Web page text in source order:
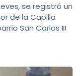
se registró un
de la Capilla
San Carlos III